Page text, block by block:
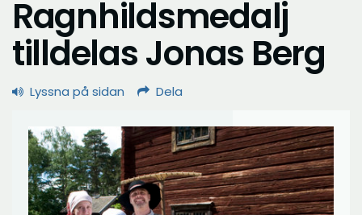
Ragnhildsmedalj
tilldelas Jonas Berg
Lyssna på sidan Dela